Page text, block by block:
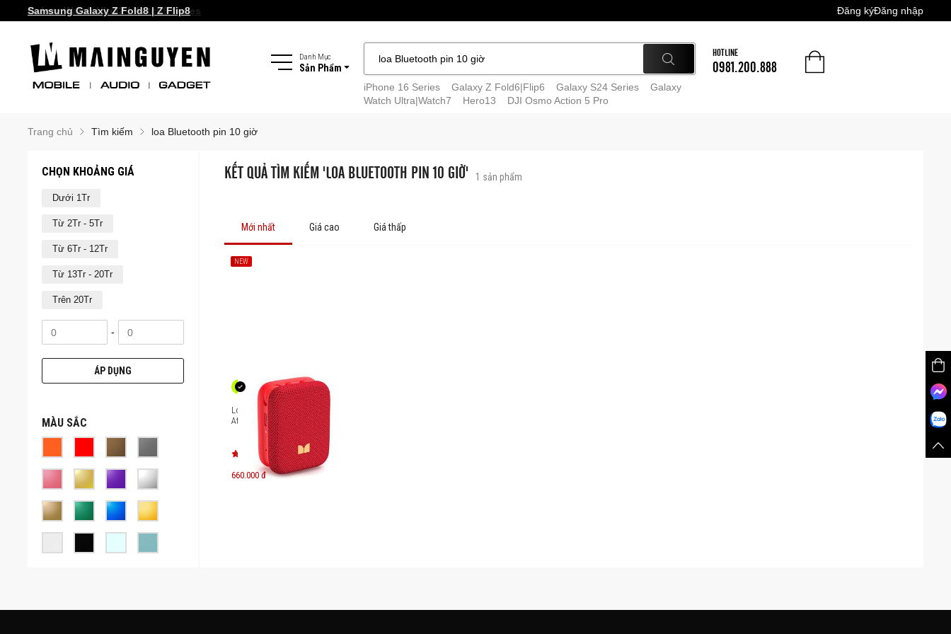
Galaxy Watch Ultra2 | Watch9 Series
Samsung Galaxy Z Fold8 | Z Flip8 Đăng kýĐăng nhập
Danh Mục
Sản Phẩm
iPhone 16 Series
Galaxy Z Fold6|Flip6 Galaxy S24 Series
Galaxy
Watch Ultra|Watch7
Hero13 DJI Osmo Action 5 Pro
HOTLINE
0981.200.888
Trang chủ Tìm kiếm loa Bluetooth pin 10 giờ
CHỌN KHOẢNG GIÁ
Dưới 1Tr
Từ 2Tr - 5Tr
Từ 6Tr - 12Tr
Từ 13Tr - 20Tr
Trên 20Tr
-
ÁP DỤNG
MÀU SẮC
KẾT QUẢ TÌM KIẾM 'LOA BLUETOOTH PIN 10 GIỜ' 1 sản phẩm
Mới nhất Giá cao Giá thấp
NEW
Loa di động Monster Atomic
Atom
660.000 đ